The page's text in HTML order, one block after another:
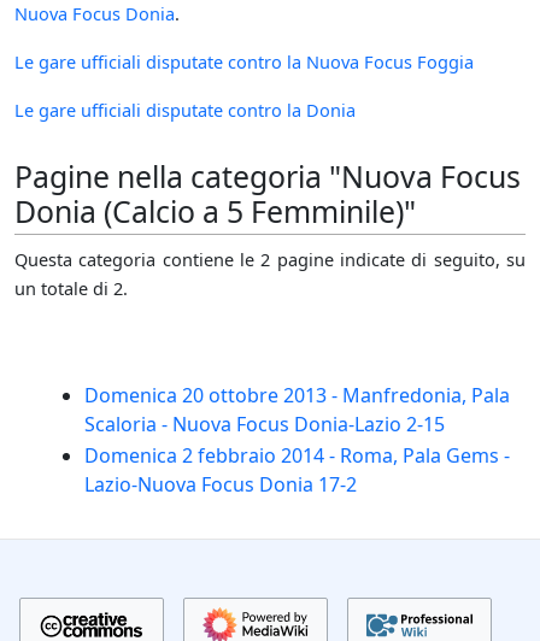
Nuova Focus Donia.
Le gare ufficiali disputate contro la Nuova Focus Foggia
Le gare ufficiali disputate contro la Donia
Pagine nella categoria "Nuova Focus
Donia (Calcio a 5 Femminile)"
Questa categoria contiene le 2 pagine indicate di seguito, su
un totale di 2.
Domenica 20 ottobre 2013 - Manfredonia, Pala
Scaloria - Nuova Focus Donia-Lazio 2-15
Domenica 2 febbraio 2014 - Roma, Pala Gems -
Lazio-Nuova Focus Donia 17-2